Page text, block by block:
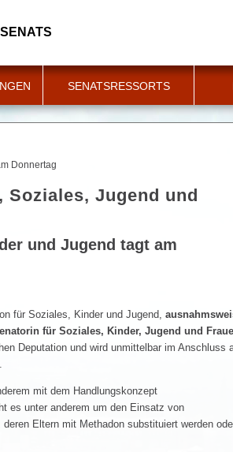
SENATSRESSORTS
Donnertag
Jugend und
und Jugend tagt am
für Soziales, Kinder und Jugend,
für Soziales, Kinder, Jugend und
Deputation und wird unmittelbar im Anschluss
mit dem Handlungskonzept
es unter anderem um den Einsatz von
Eltern mit Methadon substituiert werden